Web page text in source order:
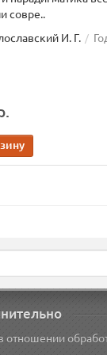
совре..
И. Г.
отношении